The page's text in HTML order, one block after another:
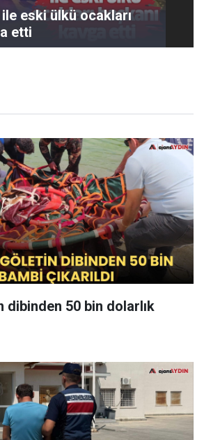
eski ülkü ocakları
etti
dibinden 50 bin dolarlık